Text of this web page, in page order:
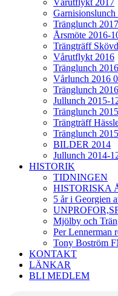
Vårutflykt 2017
Tränglunch
Årsmöte 2016-
Trängträff
Vårutflykt 2016
Tränglunch
Vårlunch 2016
Tränglunch
Jullunch 2015-
Tränglunch
Trängträff
Tränglunch
BILDER 2014
Jullunch 2014-
HISTORIK
TIDNINGEN
HISTORISKA
5 år i Georgien
Mjölby och
Per Lennerman
Tony Boström
KONTAKT
LÄNKAR
BLI MEDLEM